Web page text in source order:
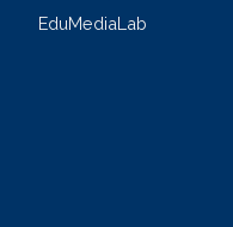
EduMediaLab